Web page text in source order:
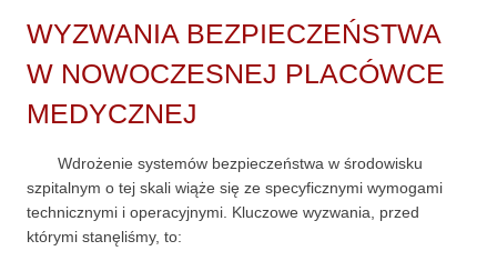
WYZWANIA BEZPIECZEŃSTWA
W NOWOCZESNEJ PLACÓWCE
MEDYCZNEJ
Wdrożenie systemów bezpieczeństwa w środowisku
szpitalnym o tej skali wiąże się ze specyficznymi wymogami
technicznymi i operacyjnymi. Kluczowe wyzwania, przed
którymi stanęliśmy, to:
one potrzebne
do
funkcjonowania
strony
Statystyka
Abyśmy mogli
poprawić
funkcjonalność
i strukturę